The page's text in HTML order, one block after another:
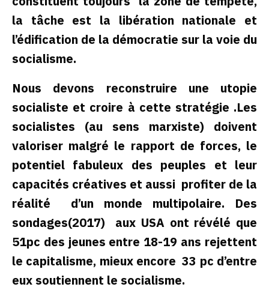
la tâche est la libération nationale et
l’édification de la démocratie sur la voie du
socialisme.
Nous devons reconstruire une utopie
socialiste et croire à cette stratégie .Les
socialistes (au sens marxiste) doivent
valoriser malgré le rapport de forces, le
potentiel fabuleux des peuples et leur
capacités créatives et aussi profiter de la
réalité d’un monde multipolaire. Des
sondages(2017) aux USA ont révélé que
51pc des jeunes entre 18-19 ans rejettent
le capitalisme, mieux encore 33 pc d’entre
eux soutiennent le socialisme.